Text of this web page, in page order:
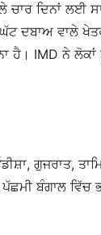
ਚਾਰ ਦਿਨਾਂ ਲਈ
ਦਬਾਅ ਵਾਲੇ
IMD ਨੇ ਲੋਕਾਂ
ਗੁਜਰਾਤ,
ਬੰਗਾਲ ਵਿੱਚ